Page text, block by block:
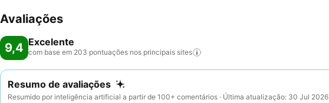
Avaliações
9,4 Excelente
com base em 203 pontuações nos principais sites
Resumo de avaliações
Resumido por inteligência artificial a partir de 100+ comentários · Última atualização: 30 Jul 2026